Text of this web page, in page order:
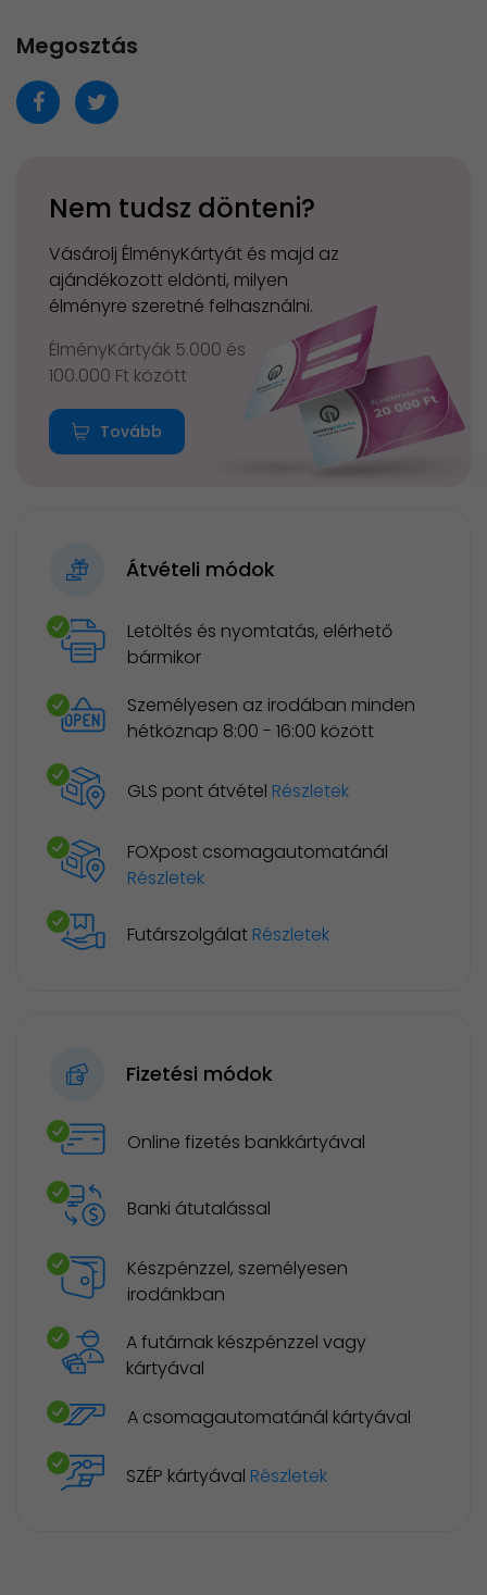
Megosztás
Nem tudsz dönteni?
Vásárolj ÉlményKártyát és majd az
ajándékozott eldönti, milyen
élményre szeretné felhasználni.
ÉlményKártyák 5.000 és
100.000 Ft között
Tovább
Átvételi módok
Letöltés és nyomtatás, elérhető
bármikor
Személyesen az irodában minden
hétköznap 8:00 - 16:00 között
GLS pont átvétel Részletek
FOXpost csomagautomatánál
Részletek
Futárszolgálat Részletek
Fizetési módok
Online fizetés bankkártyával
Banki átutalással
Készpénzzel, személyesen
irodánkban
A futárnak készpénzzel vagy
kártyával
A csomagautomatánál kártyával
SZÉP kártyával Részletek